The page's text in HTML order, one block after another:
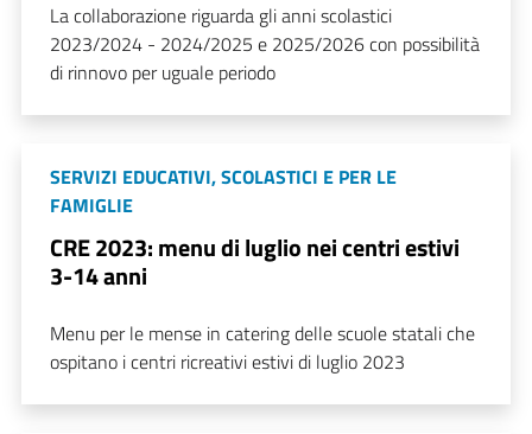
La collaborazione riguarda gli anni scolastici
2023/2024 - 2024/2025 e 2025/2026 con possibilità
di rinnovo per uguale periodo
SERVIZI EDUCATIVI, SCOLASTICI E PER LE
FAMIGLIE
CRE 2023: menu di luglio nei centri estivi
3-14 anni
Menu per le mense in catering delle scuole statali che
ospitano i centri ricreativi estivi di luglio 2023